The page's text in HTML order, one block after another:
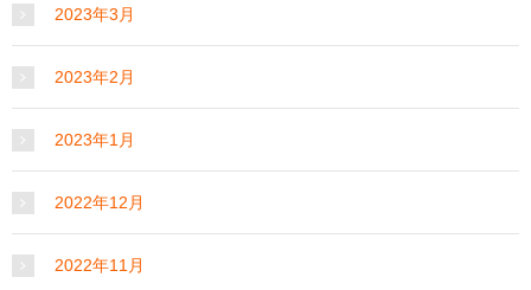
2023年3月
2023年2月
2023年1月
2022年12月
2022年11月